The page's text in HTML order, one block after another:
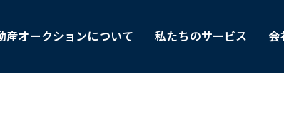
産オークションについて 私たちのサービス 会